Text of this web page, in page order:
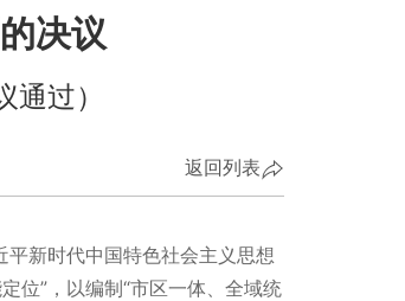
决议
过）
返回列表
新时代中国特色社会主义思想
位”，以编制“市区一体、全域统